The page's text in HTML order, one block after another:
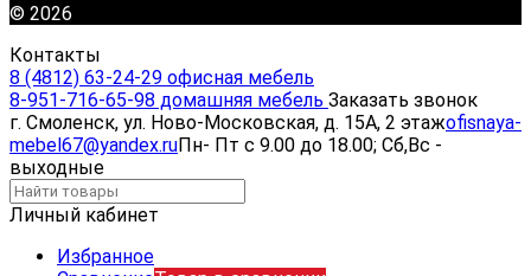
© 2026
Контакты
8 (4812) 63-24-29 офисная мебель
8-951-716-65-98 домашняя мебель Заказать звонок
г. Смоленск, ул. Ново-Московская, д. 15А, 2 этажofisnaya-
mebel67@yandex.ruПн- Пт с 9.00 до 18.00; Сб,Вс -
выходные
Личный кабинет
Избранное